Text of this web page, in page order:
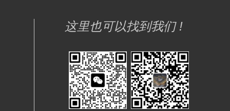
这里也可以找到我们 !